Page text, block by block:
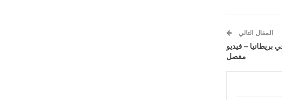
المقال التالي
– فيديو
مفصل